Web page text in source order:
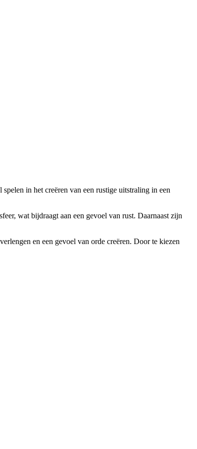
in het creëren van een rustige uitstraling in een
wat bijdraagt aan een gevoel van rust. Daarnaast zijn
en een gevoel van orde creëren. Door te kiezen